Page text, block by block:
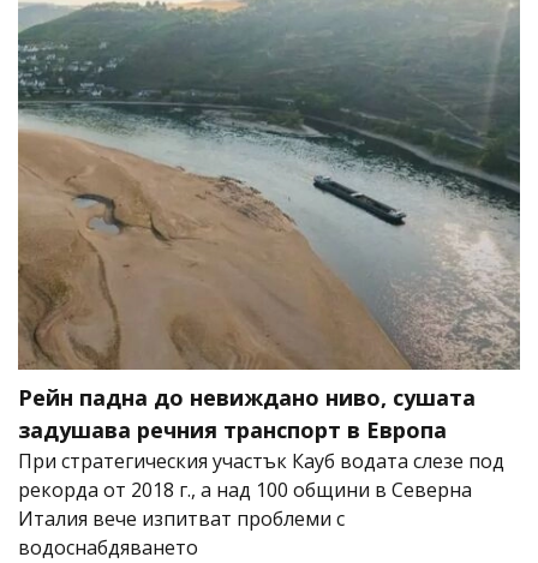
Рейн падна до невиждано ниво, сушата
задушава речния транспорт в Европа
При стратегическия участък Кауб водата слезе под
рекорда от 2018 г., а над 100 общини в Северна
Италия вече изпитват проблеми с
водоснабдяването